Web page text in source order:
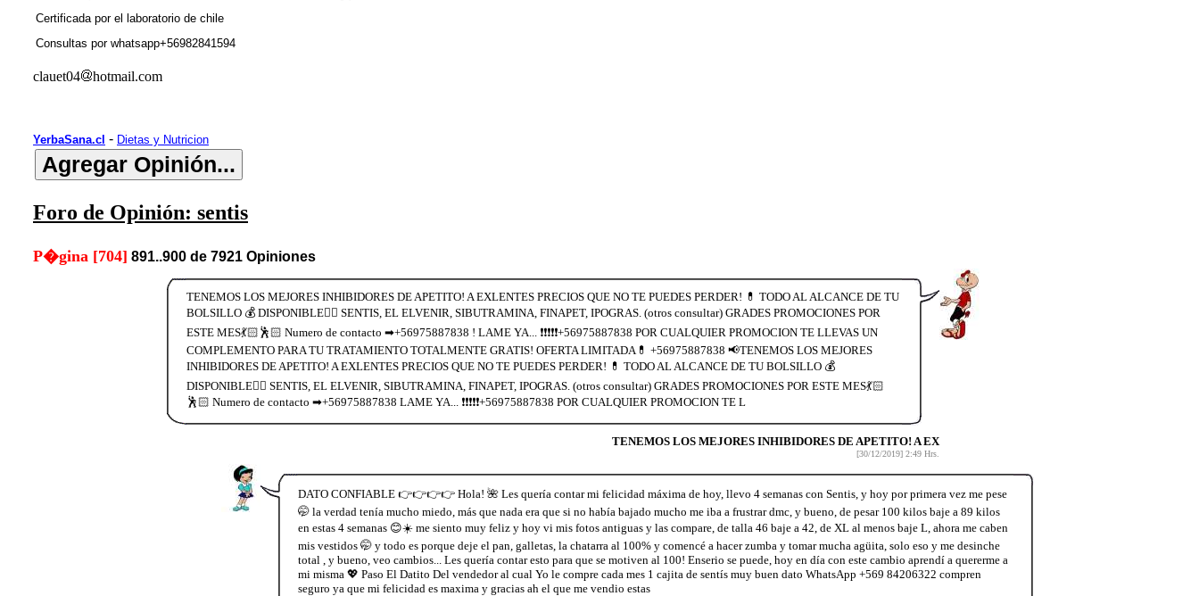
Certificada por el laboratorio de chile
Consultas por whatsapp+56982841594
clauet04 hotmail.com
YerbaSana.cl - Dietas y Nutricion
Foro de Opinión: sentis
P�gina [704] 891..900 de 7921 Opiniones
TENEMOS LOS MEJORES INHIBIDORES DE APETITO! A EXLENTES PRECIOS QUE NO TE PUEDES PERDER! 💊 TODO AL ALCANCE DE TU
BOLSILLO 💰 DISPONIBLE👉🏻 SENTIS, EL ELVENIR, SIBUTRAMINA, FINAPET, IPOGRAS. (otros consultar) GRADES PROMOCIONES POR
ESTE MES💃🏻🕺🏻 Numero de contacto ➡+56975887838 ! LAME YA... ❗❗❗❗❗+56975887838 POR CUALQUIER PROMOCION TE LLEVAS UN
COMPLEMENTO PARA TU TRATAMIENTO TOTALMENTE GRATIS! OFERTA LIMITADA💊 +56975887838 📢TENEMOS LOS MEJORES
INHIBIDORES DE APETITO! A EXLENTES PRECIOS QUE NO TE PUEDES PERDER! 💊 TODO AL ALCANCE DE TU BOLSILLO 💰
DISPONIBLE👉🏻 SENTIS, EL ELVENIR, SIBUTRAMINA, FINAPET, IPOGRAS. (otros consultar) GRADES PROMOCIONES POR ESTE MES💃🏻
🕺🏻 Numero de contacto ➡+56975887838 LAME YA... ❗❗❗❗❗+56975887838 POR CUALQUIER PROMOCION TE L
TENEMOS LOS MEJORES INHIBIDORES DE APETITO! A EX
[30/12/2019] 2:49 Hrs.
DATO CONFIABLE 👉👉👉👉 Hola! 🌺 Les quería contar mi felicidad máxima de hoy, llevo 4 semanas con Sentis, y hoy por primera vez me pese
🤭 la verdad tenía mucho miedo, más que nada era que si no había bajado mucho me iba a frustrar dmc, y bueno, de pesar 100 kilos baje a 89 kilos
en estas 4 semanas 😊☀️ me siento muy feliz y hoy vi mis fotos antiguas y las compare, de talla 46 baje a 42, de XL al menos baje L, ahora me caben
mis vestidos 🤭 y todo es porque deje el pan, galletas, la chatarra al 100% y comencé a hacer zumba y tomar mucha agüita, solo eso y me desinche
total , y bueno, veo cambios... Les quería contar esto para que se motiven al 100! Enserio se puede, hoy en día con este cambio aprendí a quererme a
mi misma 💖 Paso El Datito Del vendedor al cual Yo le compre cada mes 1 cajita de sentís muy buen dato WhatsApp +569 84206322 compren
seguro ya que mi felicidad es maxima y gracias ah el que me vendio estas